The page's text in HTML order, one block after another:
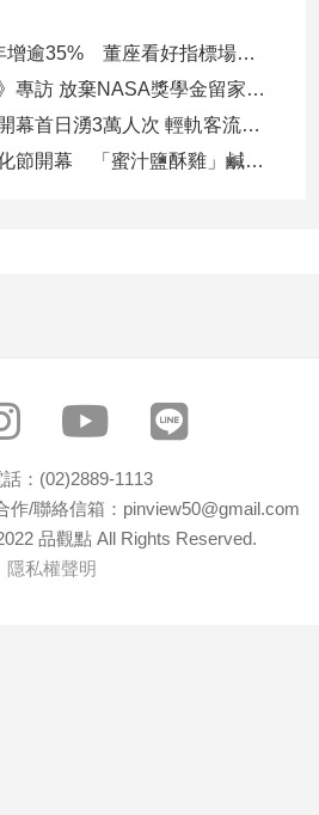
騰雲科技7月營收年增逾35% 董座看好指標場域複製動能
徐欣瑩《大雲時堂》專訪 放棄NASA獎學金留家鄉 主張雙AI治縣讓城市更科技更有愛
全台最大親子樂園開幕首日湧3萬人次 輕軌客流增20倍
大崗山龍眼蜂蜜文化節開幕 「蜜汁鹽酥雞」鹹甜跨界搶話題
：(02)2889-1113
作/聯絡信箱：pinview50@gmail.com
品觀點 All Rights Reserved.
隱私權聲明